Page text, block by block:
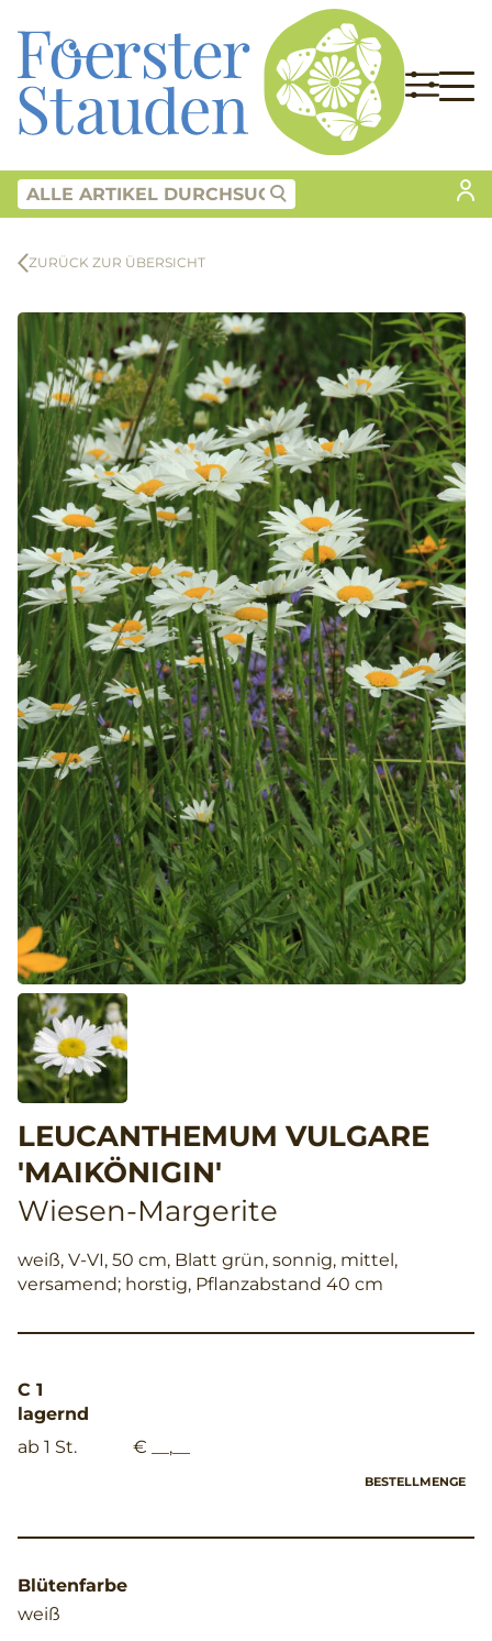
ZURÜCK ZUR ÜBERSICHT
LEUCANTHEMUM VULGARE
'MAIKÖNIGIN'
Wiesen-Margerite
weiß, V-VI, 50 cm, Blatt grün, sonnig, mittel,
versamend; horstig, Pflanzabstand 40 cm
C 1
lagernd
ab 1 St.
€ __,__
BESTELLMENGE
Blütenfarbe
weiß